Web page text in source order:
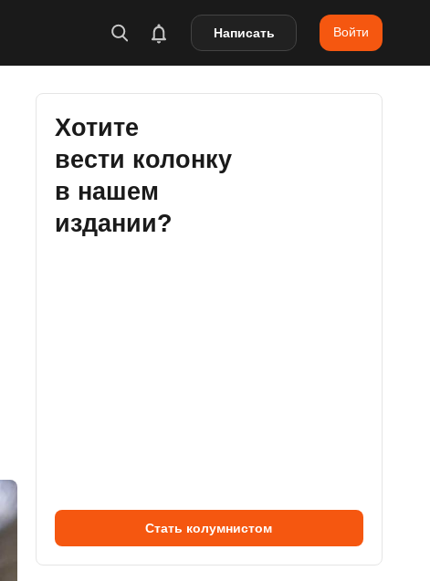
Написать Войти
Хотите
вести колонку
в нашем
издании?
Стать колумнистом